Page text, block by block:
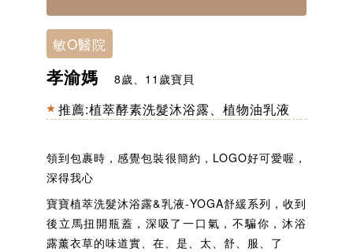
敏O醫院
孝渝媽 8歲、11歲寶貝
推薦:植萃酵素洗髮沐浴露、植物油乳液
領到包裹時，感覺包裝很簡約，LOGO好可愛喔，
深得我心
寶寶植萃洗髮沐浴露&乳液-YOGA舒緩系列，收到
後立馬扭開瓶蓋，深吸了一口氣，不騙你，沐浴
露薰衣草的味道實、在、是、太、舒、服、了